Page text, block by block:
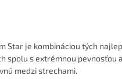
Star je kombináciou tých
spolu s extrémnou
medzi strechami.